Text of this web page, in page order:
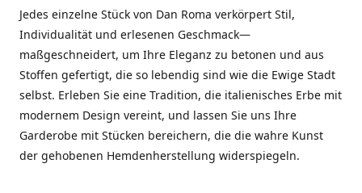
Jedes einzelne Stück von Dan Roma verkörpert Stil,
Individualität und erlesenen Geschmack—
maßgeschneidert, um Ihre Eleganz zu betonen und aus
Stoffen gefertigt, die so lebendig sind wie die Ewige Stadt
selbst. Erleben Sie eine Tradition, die italienisches Erbe mit
modernem Design vereint, und lassen Sie uns Ihre
Garderobe mit Stücken bereichern, die die wahre Kunst
der gehobenen Hemdenherstellung widerspiegeln.